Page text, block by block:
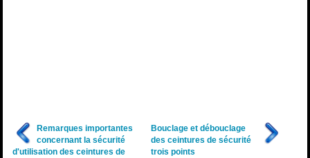
Remarques importantes
concernant la sécurité
d'utilisation des ceintures de
Bouclage et débouclage
des ceintures de sécurité
trois points